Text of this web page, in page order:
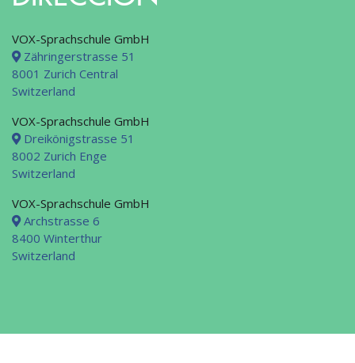
VOX-Sprachschule GmbH
Zähringerstrasse 51
8001 Zurich Central
Switzerland
VOX-Sprachschule GmbH
Dreikönigstrasse 51
8002 Zurich Enge
Switzerland
VOX-Sprachschule GmbH
Archstrasse 6
8400 Winterthur
Switzerland